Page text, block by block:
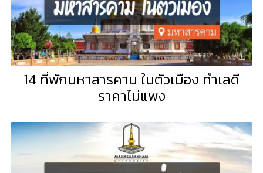
14 ที่พักมหาสารคาม ในตัวเมือง ทำเลดี
ราคาไม่แพง